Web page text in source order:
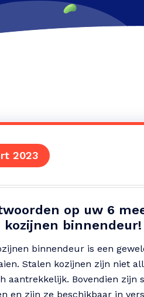
2023
op uw 6
kozijnen binnendeur!
binnendeur is een
Stalen kozijnen zijn niet
aantrekkelijk. Bovendien zijn
en zijn ze beschikbaar in